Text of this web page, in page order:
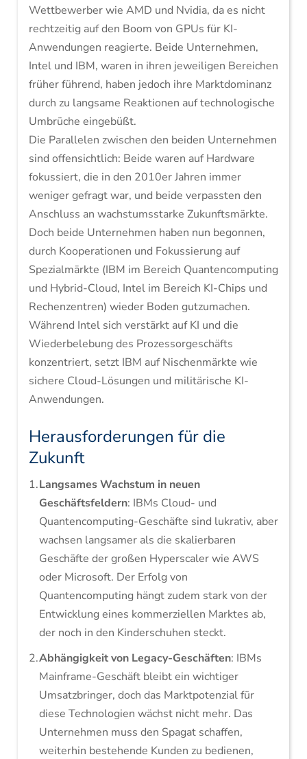
Wettbewerber wie AMD und Nvidia, da es nicht
rechtzeitig auf den Boom von GPUs für KI-
Anwendungen reagierte. Beide Unternehmen,
Intel und IBM, waren in ihren jeweiligen Bereichen
früher führend, haben jedoch ihre Marktdominanz
durch zu langsame Reaktionen auf technologische
Umbrüche eingebüßt.
Die Parallelen zwischen den beiden Unternehmen
sind offensichtlich: Beide waren auf Hardware
fokussiert, die in den 2010er Jahren immer
weniger gefragt war, und beide verpassten den
Anschluss an wachstumsstarke Zukunftsmärkte.
Doch beide Unternehmen haben nun begonnen,
durch Kooperationen und Fokussierung auf
Spezialmärkte (IBM im Bereich Quantencomputing
und Hybrid-Cloud, Intel im Bereich KI-Chips und
Rechenzentren) wieder Boden gutzumachen.
Während Intel sich verstärkt auf KI und die
Wiederbelebung des Prozessorgeschäfts
konzentriert, setzt IBM auf Nischenmärkte wie
sichere Cloud-Lösungen und militärische KI-
Anwendungen.
Herausforderungen für die
Zukunft
Langsames Wachstum in neuen
Geschäftsfeldern: IBMs Cloud- und
Quantencomputing-Geschäfte sind lukrativ, aber
wachsen langsamer als die skalierbaren
Geschäfte der großen Hyperscaler wie AWS
oder Microsoft. Der Erfolg von
Quantencomputing hängt zudem stark von der
Entwicklung eines kommerziellen Marktes ab,
der noch in den Kinderschuhen steckt.
Abhängigkeit von Legacy-Geschäften: IBMs
Mainframe-Geschäft bleibt ein wichtiger
Umsatzbringer, doch das Marktpotenzial für
diese Technologien wächst nicht mehr. Das
Unternehmen muss den Spagat schaffen,
weiterhin bestehende Kunden zu bedienen,